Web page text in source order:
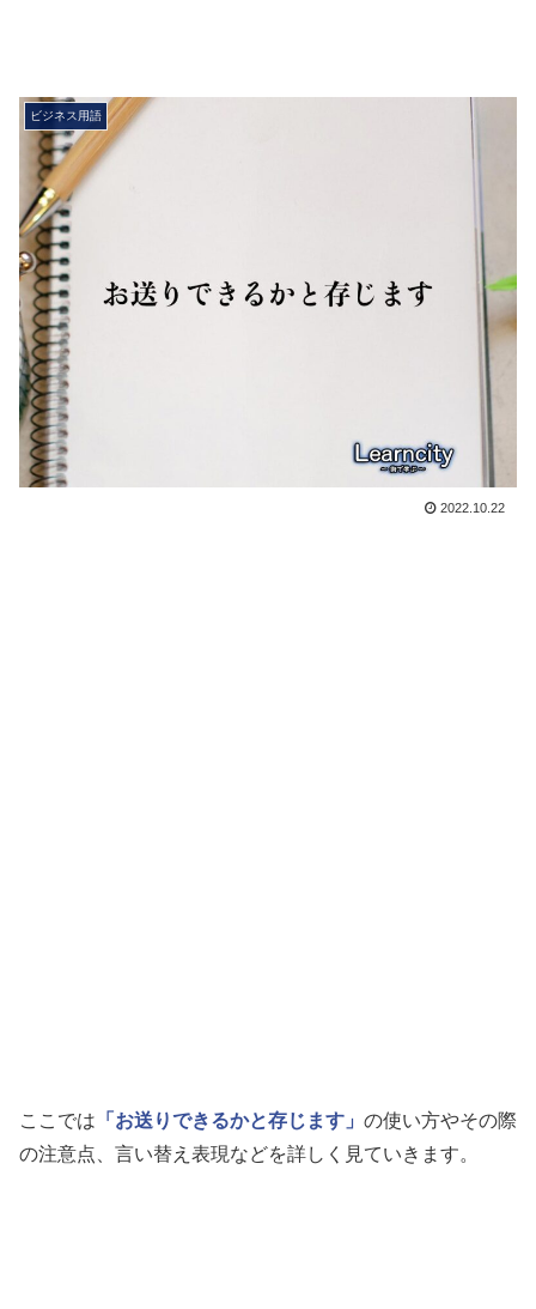
ビジネス用語
2022.10.22
ここでは 「お送りできるかと存じます」 の使い方やその際
の注意点、言い替え表現などを詳しく見ていきます。